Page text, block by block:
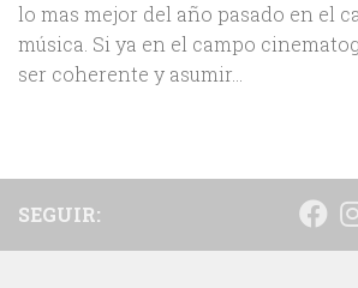
lo mas mejor del año pasado en el
música. Si ya en el campo
ser coherente y asumir...
SEGUIR: